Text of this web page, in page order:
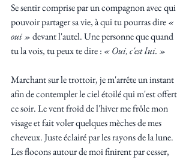
Se sentir comprise par un compagnon avec qui
pouvoir partager sa vie, à qui tu pourras dire «
oui » devant l'autel. Une personne que quand
tu la vois, tu peux te dire : « Oui, c'est lui. »
Marchant sur le trottoir, je m'arrête un instant
afin de contempler le ciel étoilé qui m'est offert
ce soir. Le vent froid de l'hiver me frôle mon
visage et fait voler quelques mèches de mes
cheveux. Juste éclairé par les rayons de la lune.
Les flocons autour de moi finirent par cesser,